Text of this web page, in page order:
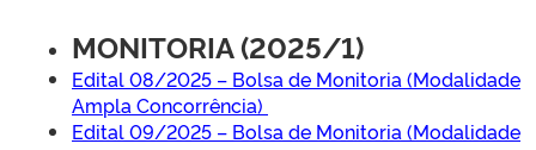
MONITORIA (2025/1)
Edital 08/2025 – Bolsa de Monitoria (Modalidade
Ampla Concorrência)
Edital 09/2025 – Bolsa de Monitoria (Modalidade